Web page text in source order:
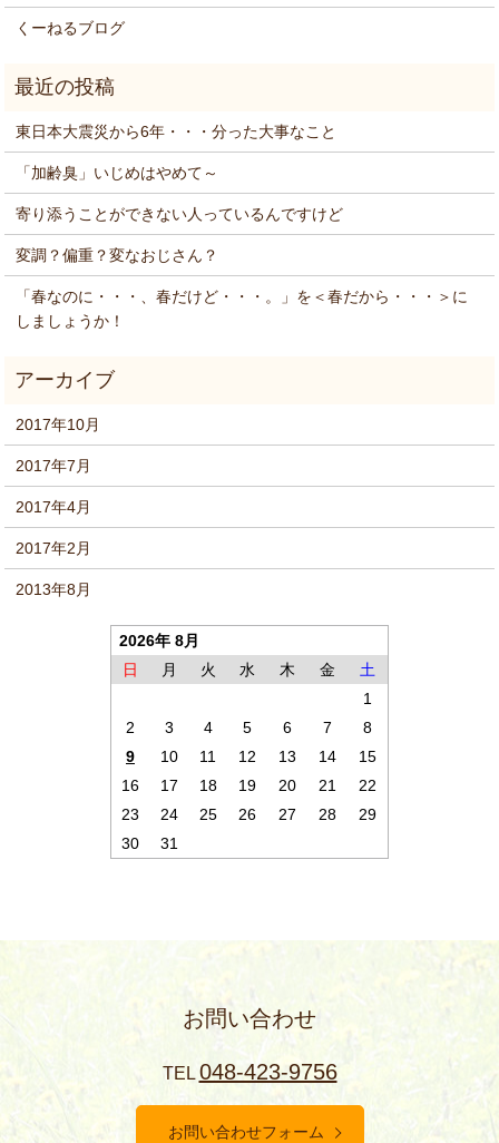
くーねるブログ
東日本大震災から6年・・・分った大事なこと
「加齢臭」いじめはやめて～
寄り添うことができない人っているんですけど
変調？偏重？変なおじさん？
「春なのに・・・、春だけど・・・。」を＜春だから・・・＞に
しましょうか！
2017年10月
2017年7月
2017年4月
2017年2月
2013年8月
2026年 8月
日
月 火 水 木 金
土
1
2
3 4 5 6 7
8
9
10 11 12 13 14
15
16
17 18 19 20 21
22
23
24 25 26 27 28
29
30
31
お問い合わせ
TEL048-423-9756
お問い合わせフォーム